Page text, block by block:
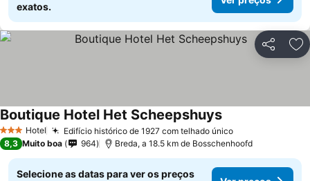
exatos.
Partilhar
3 EstrelasHotel Edifício histórico de 1927 com telhado únicoVer preços
Boutique Hotel Het ScheepshuysVer preços
8,3 Muito boa 964 Breda, a 18.5 km de Bosschenhoofd
Selecione as datas para ver os preços